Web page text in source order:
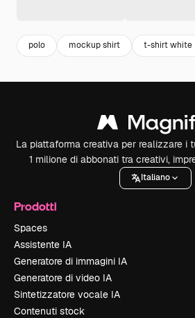
polo mockup shirt t-shirt white
La piattaforma creativa per realizzare i
1 milione di abbonati tra creativi,
Italiano
Prodotti
Spaces
Assistente IA
Generatore di immagini IA
Generatore di video IA
Sintetizzatore vocale IA
Contenuti stock